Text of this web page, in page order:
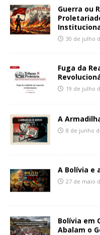
Guerra ou
30 de julho
Fuga da
19 de julho
A
8 de junho
A Bolívia e
27 de maio
Bolívia em
Abalam o